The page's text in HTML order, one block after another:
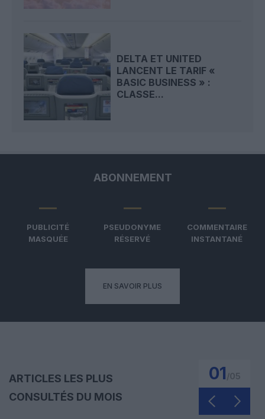
DELTA ET UNITED
LANCENT LE TARIF «
BASIC BUSINESS » :
CLASSE...
ABONNEMENT
PUBLICITÉ
MASQUÉE
PSEUDONYME
RÉSERVÉ
COMMENTAIRE
INSTANTANÉ
EN SAVOIR PLUS
ARTICLES LES PLUS
CONSULTÉS DU MOIS
01